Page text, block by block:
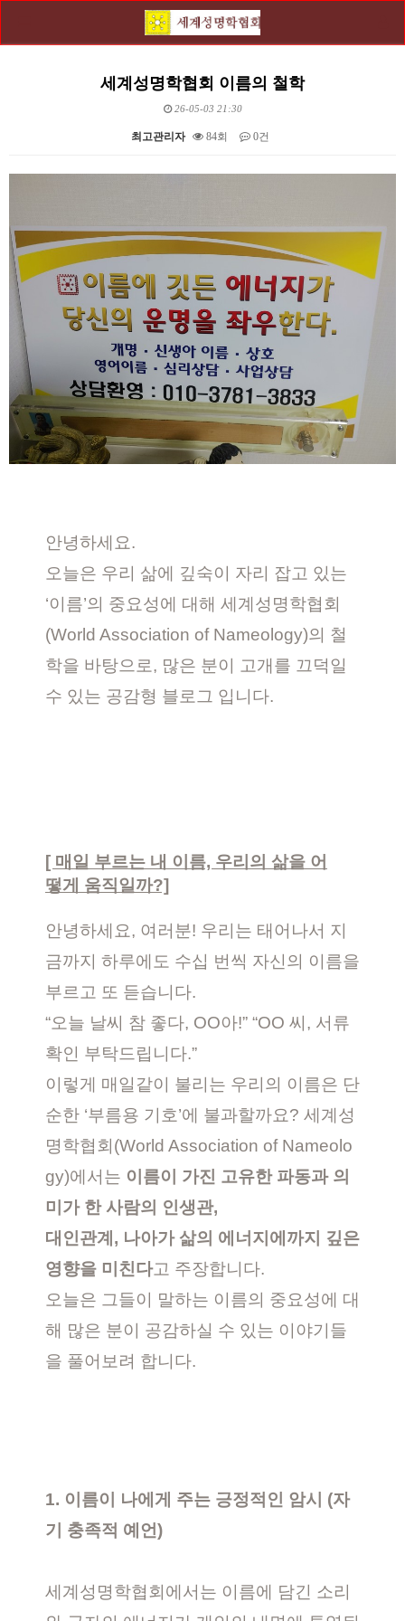
세계성명학협회 이름의 철학
26-05-03 21:30
최고관리자 84회 0건
안녕하세요.
오늘은 우리 삶에 깊숙이 자리 잡고 있는
‘이름’의 중요성에 대해 세계성명학협회
(World Association of Nameology)의 철
학을 바탕으로, 많은 분이 고개를 끄덕일
수 있는 공감형 블로그 입니다.
[ 매일 부르는 내 이름, 우리의 삶을 어
떻게 움직일까?]
안녕하세요, 여러분! 우리는 태어나서 지
금까지 하루에도 수십 번씩 자신의 이름을
부르고 또 듣습니다.
“오늘 날씨 참 좋다, OO아!” “OO 씨, 서류
확인 부탁드립니다.”
이렇게 매일같이 불리는 우리의 이름은 단
순한 ‘부름용 기호’에 불과할까요? 세계성
명학협회(World Association of Nameolo
gy)에서는 이름이 가진 고유한 파동과 의
미가 한 사람의 인생관,
대인관계, 나아가 삶의 에너지에까지 깊은
영향을 미친다고 주장합니다.
오늘은 그들이 말하는 이름의 중요성에 대
해 많은 분이 공감하실 수 있는 이야기들
을 풀어보려 합니다.
1. 이름이 나에게 주는 긍정적인 암시 (자
기 충족적 예언)
세계성명학협회에서는 이름에 담긴 소리